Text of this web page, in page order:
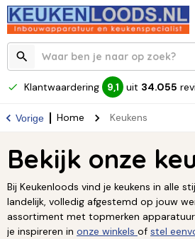
Klantwaardering 9,1 uit 34.055
Vorige Home Keukens
Bekijk onze
Bij Keukenloods vind je keukens in alle
landelijk, volledig afgestemd op jouw
assortiment met topmerken
je inspireren in onze winkels of stel